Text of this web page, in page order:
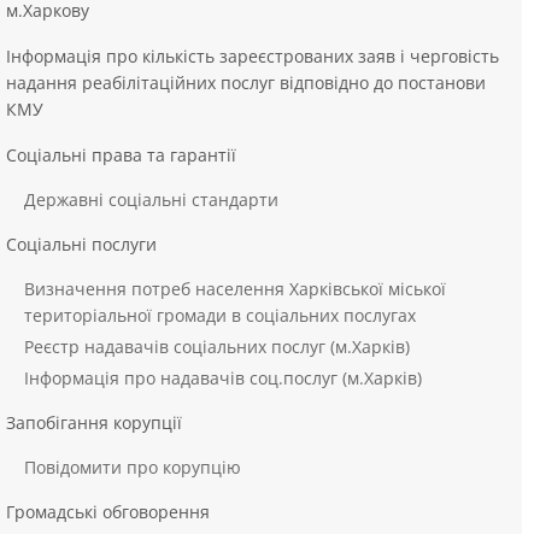
м.Харкову
Інформація про кількість зареєстрованих заяв і черговість
надання реабілітаційних послуг відповідно до постанови
КМУ
Соціальні права та гарантії
Державні соціальні стандарти
Соціальні послуги
Визначення потреб населення Харківської міської
територіальної громади в соціальних послугах
Реєстр надавачів соціальних послуг (м.Харків)
Інформація про надавачів соц.послуг (м.Харків)
Запобігання корупції
Повідомити про корупцію
Громадські обговорення